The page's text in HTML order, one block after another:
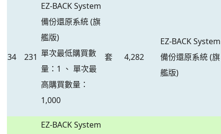
34 231
EZ-BACK System
備份還原系統 (旗
艦版)
單次最低購買數
量：1 、 單次最
高購買數量：
1,000
套 4,282
EZ-BACK System
備份還原系統 (旗
艦版)
EZ-BACK System